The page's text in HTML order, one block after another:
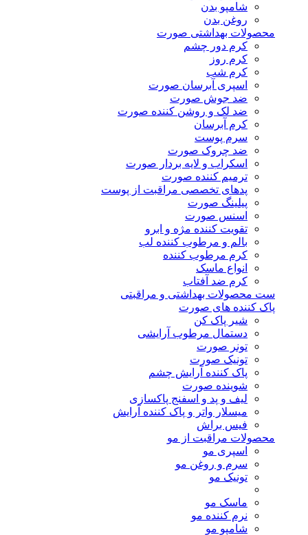
شامپو بدن
روغن بدن
محصولات بهداشتی صورت
کرم دور چشم
کرم روز
کرم شب
اسپری آبرسان صورت
ضد جوش صورت
ضد لک و روشن کننده صورت
کرم آبرسان
سرم پوست
ضد چروک صورت
اسکراب و لایه بردار صورت
ترمیم کننده صورت
پدهای تخصصی مراقبت از پوست
پیلینگ صورت
اسنس صورت
تقویت کننده مژه و ابرو
بالم و مرطوب کننده لب
کرم مرطوب کننده
انواع ماسک
کرم ضد آفتاب
ست محصولات بهداشتی و مراقبتی
پاک کننده های صورت
شیر پاک کن
دستمال مرطوب آرایشی
تونر صورت
تونیک صورت
پاک کننده آرایش چشم
شوینده صورت
لیف و پد و اسفنج پاکسازی
میسلار واتر و پاک کننده آرایش
فیس براش
محصولات مراقبت از مو
اسپری مو
سرم و روغن مو
تونیک مو
ماسک مو
نرم کننده مو
شامپو مو